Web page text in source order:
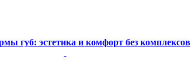
губ: эстетика и комфорт без комплексов